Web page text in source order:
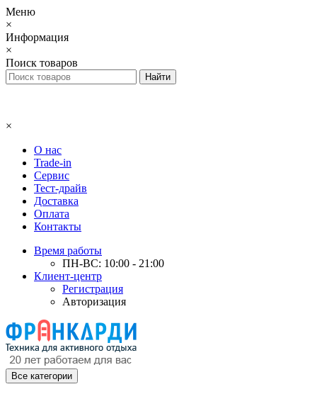
Меню
×
Информация
×
Поиск товаров
×
О нас
Trade-in
Сервис
Тест-драйв
Доставка
Оплата
Контакты
Время работы
ПН-ВС: 10:00 - 21:00
Клиент-центр
Регистрация
Авторизация
Все категории